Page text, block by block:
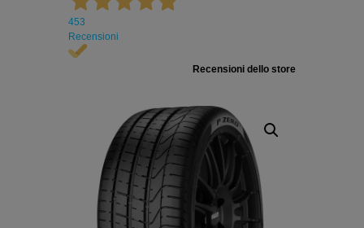
453
Recensioni
Recensioni dello store